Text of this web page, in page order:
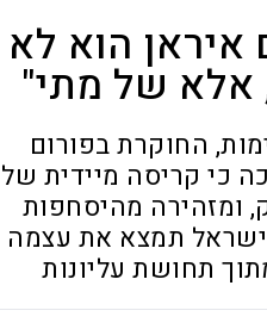
איראן הוא לא
של מתי"
החוקרת בפורום
כי קריסה מיידית של
ומזהירה מהיסחפות
תמצא את עצמה
תחושת עליונות